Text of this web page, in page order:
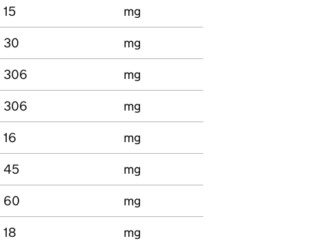
15
mg
30
mg
306
mg
306
mg
16
mg
45
mg
60
mg
18
mg